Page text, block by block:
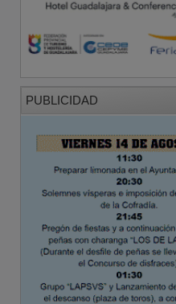
PUBLICIDAD